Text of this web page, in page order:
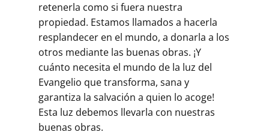
retenerla como si fuera nuestra
propiedad. Estamos llamados a hacerla
resplandecer en el mundo, a donarla a los
otros mediante las buenas obras. ¡Y
cuánto necesita el mundo de la luz del
Evangelio que transforma, sana y
garantiza la salvación a quien lo acoge!
Esta luz debemos llevarla con nuestras
buenas obras.